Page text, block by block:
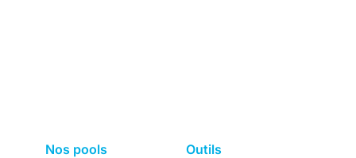
Nos pools Outils